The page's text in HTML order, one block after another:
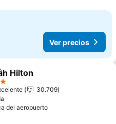
Ver precios
a favoritos
Hilton
30.709
del aeropuertoVer precios